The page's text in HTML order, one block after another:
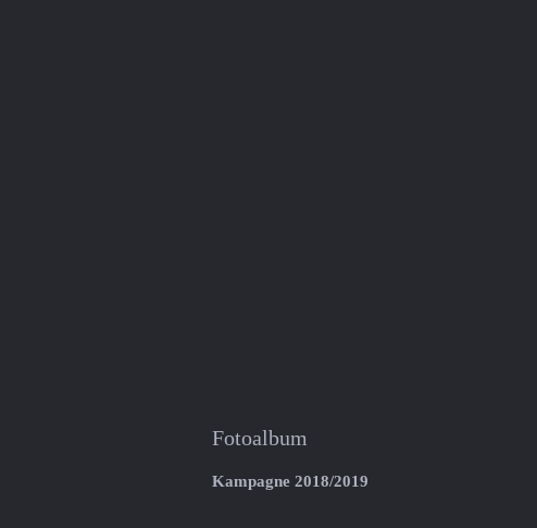
Fotoalbum
Kampagne 2018/2019